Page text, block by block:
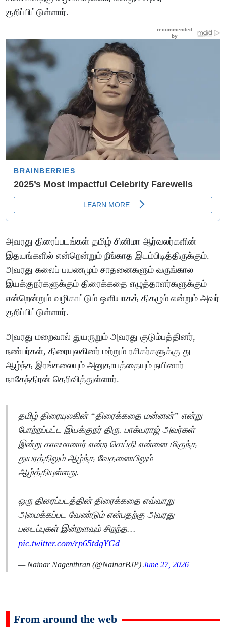
குறிப்பிட்டுள்ளார்.
அவரது திரைப்படங்கள் தமிழ் சினிமா ஆர்வலர்களின்
இதயங்களில் என்றென்றும் நீங்காத இடம்பிடித்திருக்கும்.
அவரது கலைப் பயணமும் சாதனைகளும் வருங்கால
இயக்குநர்களுக்கும் திரைக்கதை எழுத்தாளர்களுக்கும்
என்றென்றும் வழிகாட்டும் ஒளியாகத் திகழும் என்றும் அவர்
குறிப்பிட்டுள்ளார்.
அவரது மறைவால் துயருறும் அவரது குடும்பத்தினர்,
நண்பர்கள், திரையுலகினர் மற்றும் ரசிகர்களுக்கு து
ஆழ்ந்த இரங்கலையும் அனுதாபத்தையும் நயினார்
நாகேந்திரன் தெரிவித்துள்ளார்.
தமிழ் திரையுலகின் “திரைக்கதை மன்னன்” என்று
போற்றப்பட்ட இயக்குநர் திரு. பாக்யராஜ் அவர்கள்
இன்று காலமானார் என்ற செய்தி என்னை மிகுந்த
துயரத்திலும் ஆழ்ந்த வேதனையிலும்
ஆழ்த்தியுள்ளது.
ஒரு திரைப்படத்தின் திரைக்கதை எவ்வாறு
அமைக்கப்பட வேண்டும் என்பதற்கு அவரது
படைப்புகள் இன்றளவும் சிறந்த…
pic.twitter.com/rp65tdgYGd
— Nainar Nagenthran (@NainarBJP)June 27, 2026
From around the web